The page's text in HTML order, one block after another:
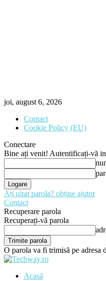
joi, august 6, 2026
Contact
Cookie Policy (EU)
Conectare
Bine ați venit! Autentificați-vă
Ați uitat parola? obține ajutor
Contact
Recuperare parola
Recuperați-vă parola
O parola va fi trimisă pe adresa
Acasă